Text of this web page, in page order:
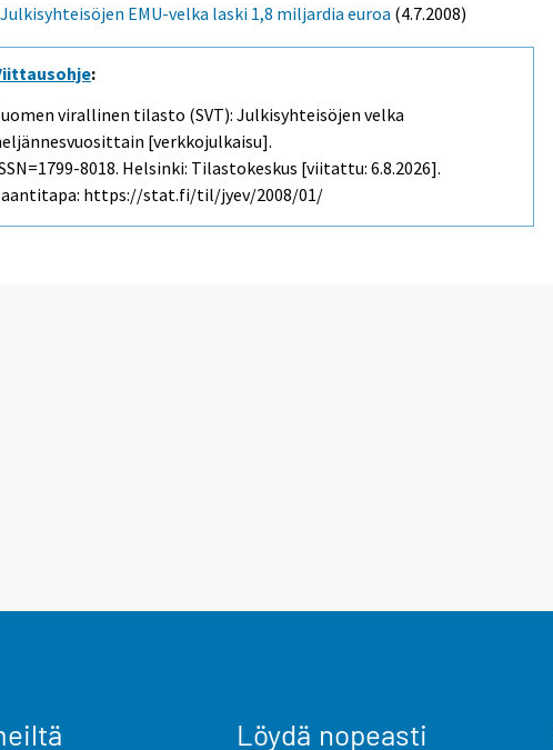
Julkisyhteisöjen EMU-velka laski 1,8 miljardia euroa (4.7.2008)
:
virallinen tilasto (SVT): Julkisyhteisöjen velka
[verkkojulkaisu].
8018. Helsinki: Tilastokeskus [viitattu: 6.8.2026].
https://stat.fi/til/jyev/2008/01/
Löydä nopeasti